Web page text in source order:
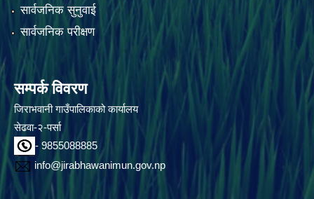
सार्वजनिक सुनुवाई
सार्वजनिक परीक्षण
सम्पर्क विवरण
जिराभवानी गाउँपालिकाको कार्यालय
सेढवा-२-पर्सा
- 9855088885
info@jirabhawanimun.gov.np